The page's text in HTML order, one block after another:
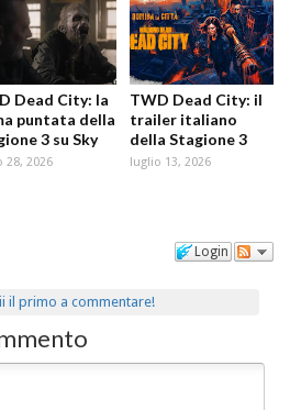
Dead City: la
puntata della
3 su Sky
28, 2026
TWD Dead City: il
trailer italiano
della Stagione 3
luglio 13, 2026
Login
il primo a commentare!